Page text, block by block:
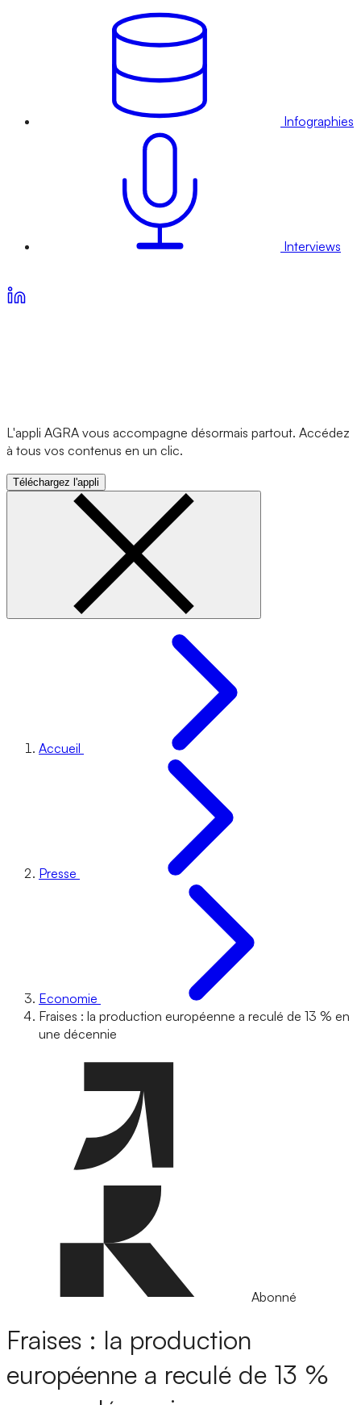
Infographies
Interviews
L'appli AGRA vous accompagne désormais partout. Accédez
à tous vos contenus en un clic.
Téléchargez l'appli
Accueil
Presse
Economie
Fraises : la production européenne a reculé de 13 % en
une décennie
Abonné
Fraises : la production
européenne a reculé de 13 %